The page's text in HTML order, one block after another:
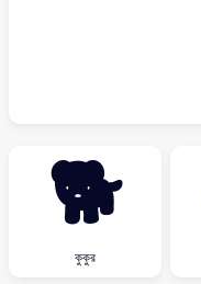
🐕
কুকুর